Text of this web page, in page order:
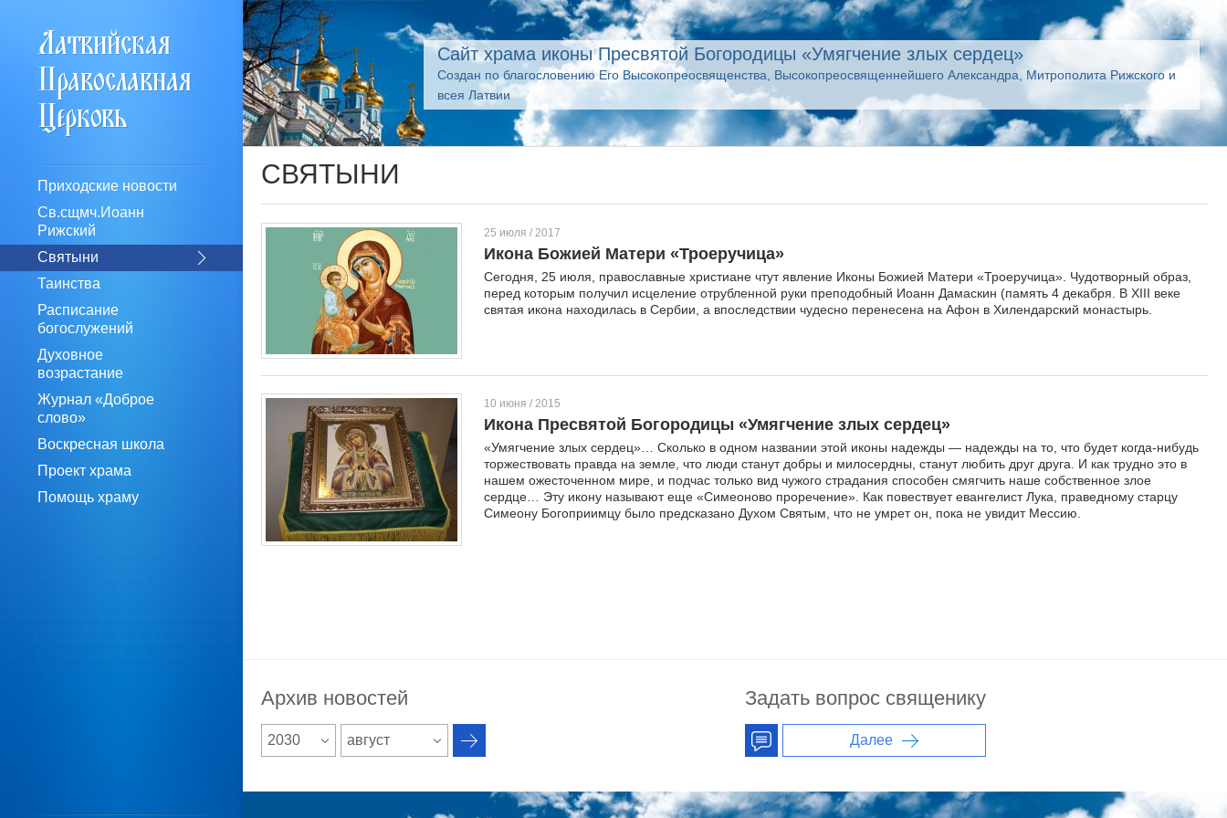
Приходские новости
Св.сщмч.Иоанн
Рижский
Святыни
Таинства
Расписание
богослужений
Духовное
возрастание
Журнал «Доброе
слово»
Воскресная школа
Проект храма
Помощь храму
Сайт храма иконы Пресвятой Богородицы «Умягчение злых сердец»
Создан по благословению Его Высокопреосвященства, Высокопреосвященнейшего Александра, Митрополита Рижского и
всея Латвии
СВЯТЫНИ
25 июля / 2017
Икона Божией Матери «Троеручица»
Сегодня, 25 июля, православные христиане чтут явление Иконы Божией Матери «Троеручица». Чудотворный образ,
перед которым получил исцеление отрубленной руки преподобный Иоанн Дамаскин (память 4 декабря. В ХIII веке
святая икона находилась в Сербии, а впоследствии чудесно перенесена на Афон в Хилендарский монастырь.
10 июня / 2015
Икона Пресвятой Богородицы «Умягчение злых сердец»
«Умягчение злых сердец»… Сколько в одном названии этой иконы надежды — надежды на то, что будет когда-нибудь
торжествовать правда на земле, что люди станут добры и милосердны, станут любить друг друга. И как трудно это в
нашем ожесточенном мире, и подчас только вид чужого страдания способен смягчить наше собственное злое
сердце… Эту икону называют еще «Симеоново проречение». Как повествует евангелист Лука, праведному старцу
Симеону Богоприимцу было предсказано Духом Святым, что не умрет он, пока не увидит Мессию.
Архив новостей
2030 август
Задать вопрос священику
Далее